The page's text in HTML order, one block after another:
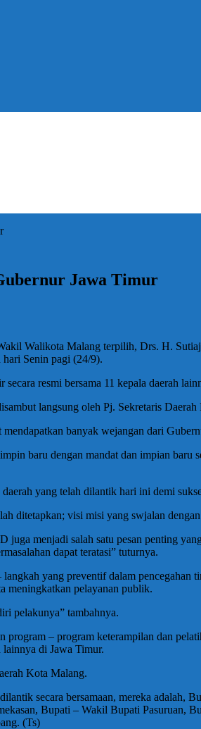
Jawa Timur
Walikota Malang terpilih, Drs. H.
Senin pagi (24/9).
resmi bersama 11 kepala daerah
langsung oleh Pj. Sekretaris
banyak wejangan dari
baru dengan mandat dan impian baru
yang telah dilantik hari ini demi
ditetapkan; visi misi yang swjalan
menjadi salah satu pesan penting
dapat teratasi” tuturnya.
yang preventif dalam pencegahan
meningkatkan pelayanan publik.
pelakunya” tambahnya.
– program keterampilan dan
di Jawa Timur.
Kota Malang.
secara bersamaan, mereka adalah,
Bupati – Wakil Bupati Pasuruan,
(Ts)